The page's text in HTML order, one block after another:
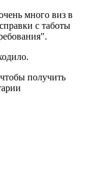
много виз в
с таботы
получить